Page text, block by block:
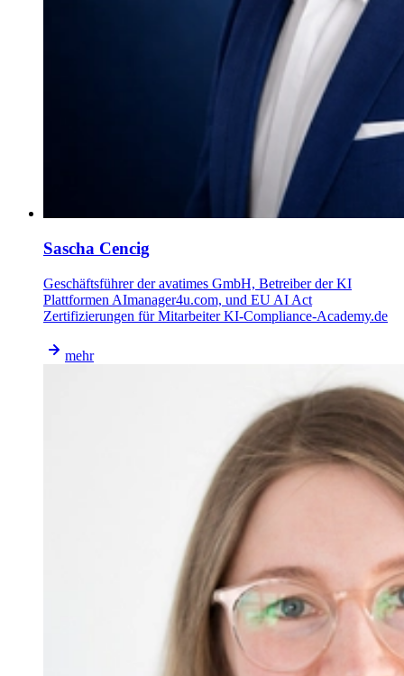
Sascha Cencig
Geschäftsführer der avatimes GmbH, Betreiber der KI
Plattformen AImanager4u.com, und EU AI Act
Zertifizierungen für Mitarbeiter KI-Compliance-Academy.de
mehr